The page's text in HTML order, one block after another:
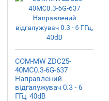
COM-MW ZDC25-
40MC0.3-6G-637
Направлений
відгалужувач 0.3 - 6
ГГц, 40dB